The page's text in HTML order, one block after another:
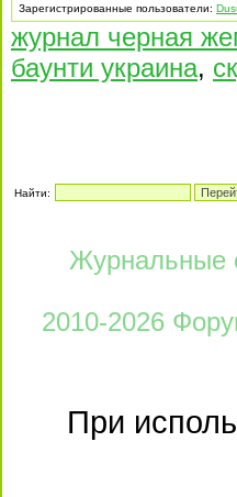
Зарегистрированные пользователи:
журнал черная
баунти украина,
Найти:
Журнальные
2010-2026
При